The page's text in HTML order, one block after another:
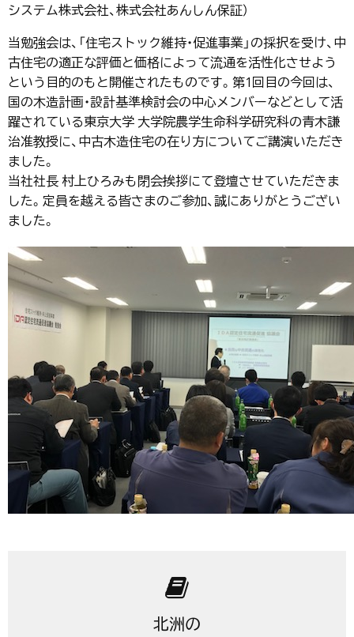
システム株式会社、株式会社あんしん保証）
当勉強会は、「住宅ストック維持・促進事業」の採択を受け、中
古住宅の適正な評価と価格によって流通を活性化させよう
という目的のもと開催されたものです。第1回目の今回は、
国の木造計画・設計基準検討会の中心メンバーなどとして活
躍されている東京大学 大学院農学生命科学研究科の青木謙
治准教授に、中古木造住宅の在り方についてご講演いただき
ました。
当社社長 村上ひろみも閉会挨拶にて登壇させていただきま
した。定員を越える皆さまのご参加、誠にありがとうござい
ました。
北洲の